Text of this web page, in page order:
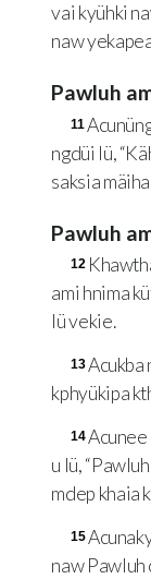
vai kyühki
naw
Pawluh
11
ngdüi lü,
saksia
Pawluh
12
ami hnima
lü vekie.
13Acukba
kphyükipa
14
u lü,
mdep khaia
15
naw Pawluh